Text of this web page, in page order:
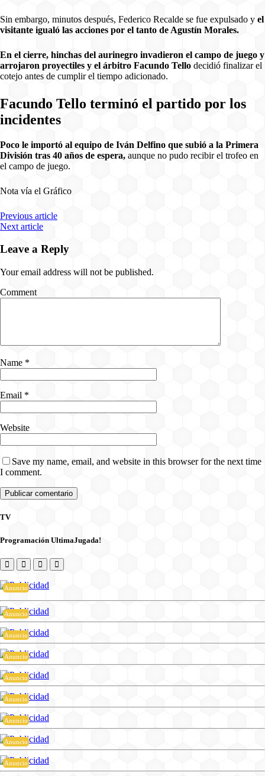
Sin embargo, minutos después, Federico Recalde se fue expulsado y el
visitante igualó las acciones por el tanto de Agustín Morales.
En el cierre, hinchas del aurinegro invadieron el campo de juego y
arrojaron proyectiles y el árbitro Facundo Tello decidió finalizar el
cotejo antes de cumplir el tiempo adicionado.
Facundo Tello terminó el partido por los
incidentes
Poco le importó al equipo de Iván Delfino que subió a la Primera
División tras 40 años de espera, aunque no pudo recibir el trofeo en
el campo de juego.
Nota vía el Gráfico
Previous article
Next article
Leave a Reply
Your email address will not be published.
Comment
Name *
Email *
Website
Save my name, email, and website in this browser for the next time
I comment.
TV
Programación UltimaJugada!
Anuncio
Anuncio
Anuncio
Anuncio
Anuncio
Anuncio
Anuncio
Anuncio
Anuncio